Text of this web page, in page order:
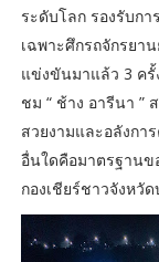
ระดับโลก รองรับก
เฉพาะศึกรถจักรยา
แข่งขันมาแล้ว 3 ครั้
ชม “ ช้าง อารีนา ”
สวยงามและอลังกา
อื่นใดคือมาตรฐานข
กองเชียร์ชาวจังหวั